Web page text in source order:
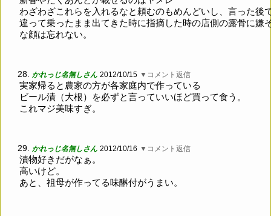
わざわざこれらを入れるなと頼むのもめんどいし、言った後
違って乗ったまま出てきた時に指摘した時の店側の露骨に嫌
な顔は忘れない。
28. かれっじ名無しさん 2012/10/15 ▼コメント返信
実家帰ると農家の方が各家庭内で作っている
ビール漬（大根）を必ずと言っていいほど買って食う。
これマジ美味すぎ。
29. かれっじ名無しさん 2012/10/16 ▼コメント返信
漬物好きだがなぁ。
高いけど。
あと、祖母が作ってる味醂付がうまい。